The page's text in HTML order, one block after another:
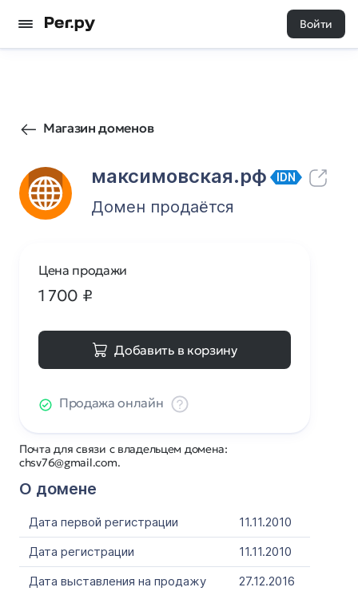
Войти
Магазин доменов
максимовская.рф IDN
346 0
Домен продаётся
Почта для связи с владельцем домена:
chsv76@gmail.com.
О домене
Дата первой регистрации
11.11.2010
Дата регистрации
11.11.2010
Дата выставления на продажу
27.12.2016
Цена продажи
1 700 ₽
Добавить в корзину
Продажа онлайн